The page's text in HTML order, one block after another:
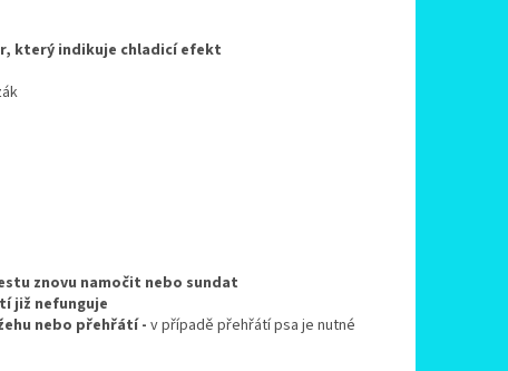
který indikuje chladicí efekt
znovu namočit nebo sundat
již nefunguje
nebo přehřátí - v případě přehřátí psa je nutné